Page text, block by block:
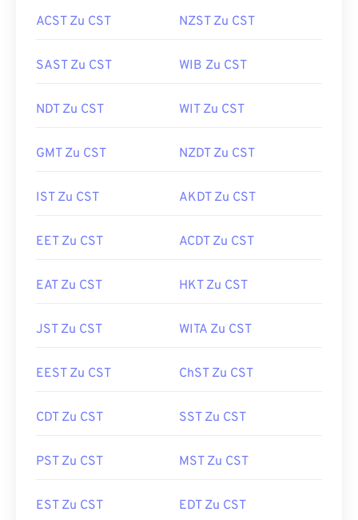
ACST Zu CST NZST Zu CST
SAST Zu CST WIB Zu CST
NDT Zu CST WIT Zu CST
GMT Zu CST NZDT Zu CST
IST Zu CST AKDT Zu CST
EET Zu CST ACDT Zu CST
EAT Zu CST HKT Zu CST
JST Zu CST WITA Zu CST
EEST Zu CST ChST Zu CST
CDT Zu CST SST Zu CST
PST Zu CST MST Zu CST
EST Zu CST EDT Zu CST